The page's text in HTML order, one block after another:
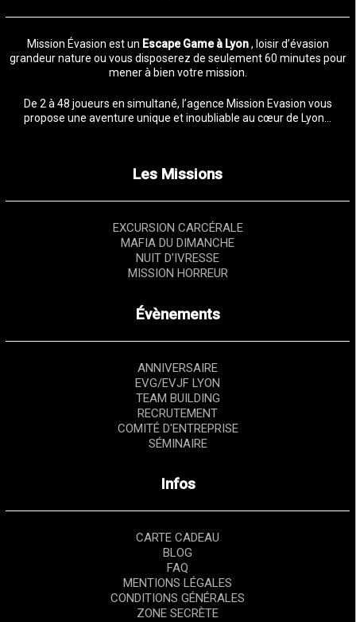
Mission Évasion est un Escape Game à Lyon, loisir d’évasion
grandeur nature ou vous disposerez de seulement 60 minutes pour
mener à bien votre mission.
De 2 à 48 joueurs en simultané, l’agence Mission Evasion vous
propose une aventure unique et inoubliable au cœur de Lyon…
Les Missions
EXCURSION CARCÉRALE
MAFIA DU DIMANCHE
NUIT D'IVRESSE
MISSION HORREUR
Évènements
ANNIVERSAIRE
EVG/EVJF LYON
TEAM BUILDING
RECRUTEMENT
COMITÉ D'ENTREPRISE
SÉMINAIRE
Infos
CARTE CADEAU
BLOG
FAQ
MENTIONS LÉGALES
CONDITIONS GÉNÉRALES
ZONE SECRÈTE